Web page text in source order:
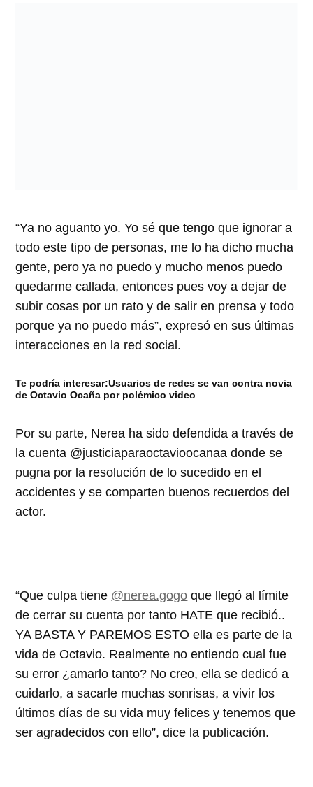
“Ya no aguanto yo. Yo sé que tengo que ignorar a
todo este tipo de personas, me lo ha dicho mucha
gente, pero ya no puedo y mucho menos puedo
quedarme callada, entonces pues voy a dejar de
subir cosas por un rato y de salir en prensa y todo
porque ya no puedo más”, expresó en sus últimas
interacciones en la red social.
Te podría interesar:Usuarios de redes se van contra novia
de Octavio Ocaña por polémico video
Por su parte, Nerea ha sido defendida a través de
la cuenta @justiciaparaoctavioocanaa donde se
pugna por la resolución de lo sucedido en el
accidentes y se comparten buenos recuerdos del
actor.
“Que culpa tiene @nerea.gogo que llegó al límite
de cerrar su cuenta por tanto HATE que recibió..
YA BASTA Y PAREMOS ESTO ella es parte de la
vida de Octavio. Realmente no entiendo cual fue
su error ¿amarlo tanto? No creo, ella se dedicó a
cuidarlo, a sacarle muchas sonrisas, a vivir los
últimos días de su vida muy felices y tenemos que
ser agradecidos con ello”, dice la publicación.